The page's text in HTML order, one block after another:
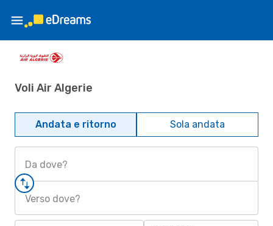
Voli Air Algerie
Andata e ritorno Sola andata
Da dove?
Verso dove?